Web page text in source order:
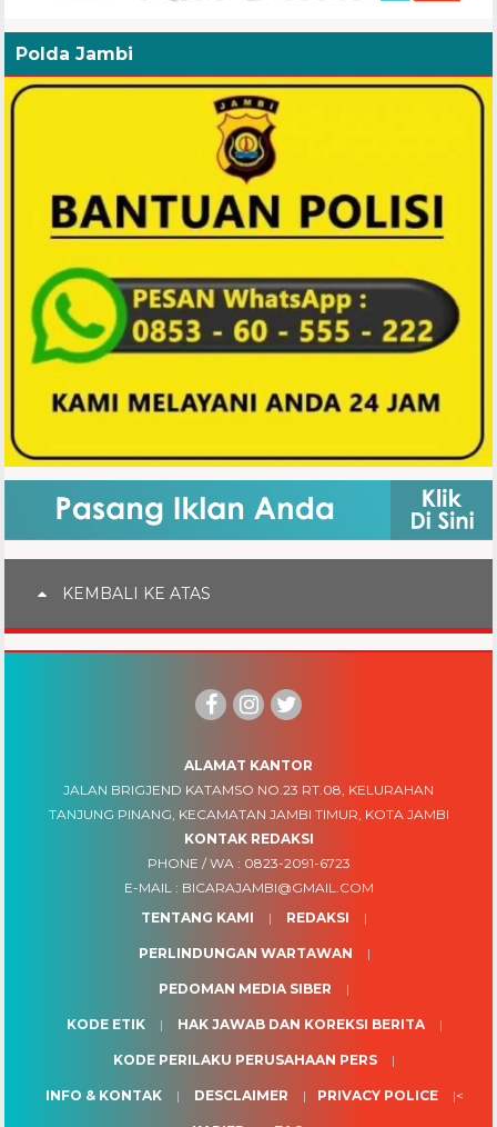
Polda Jambi
KEMBALI KE ATAS
ALAMAT KANTOR
JALAN BRIGJEND KATAMSO NO.23 RT.08, KELURAHAN
TANJUNG PINANG, KECAMATAN JAMBI TIMUR, KOTA JAMBI
KONTAK REDAKSI
PHONE / WA : 0823-2091-6723
E-MAIL : BICARAJAMBI@GMAIL.COM
TENTANG KAMI
REDAKSI
PERLINDUNGAN WARTAWAN
PEDOMAN MEDIA SIBER
KODE ETIK HAK JAWAB DAN KOREKSI BERITA
KODE PERILAKU PERUSAHAAN PERS
INFO & KONTAK DESCLAIMER PRIVACY POLICE <